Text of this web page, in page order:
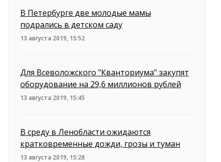
В Петербурге две молодые мамы
подрались в детском саду
13 августа 2019, 15:52
Для Всеволожского "Кванториума" закупят
оборудование на 29,6 миллионов рублей
13 августа 2019, 15:45
В среду в Ленобласти ожидаются
кратковременные дожди, грозы и туман
13 августа 2019, 15:28